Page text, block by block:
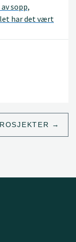
sopp,
har det vært
har det blitt